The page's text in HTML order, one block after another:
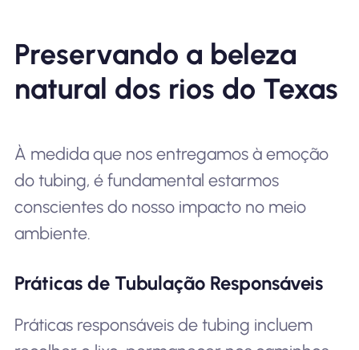
Preservando a beleza
natural dos rios do Texas
À medida que nos entregamos à emoção
do tubing, é fundamental estarmos
conscientes do nosso impacto no meio
ambiente.
Práticas de Tubulação Responsáveis
Práticas responsáveis de tubing incluem